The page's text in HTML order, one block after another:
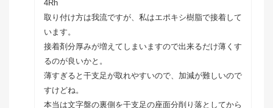
4Rh
取り付け方は我流ですが、私はエポキシ樹脂で接着して
います。
接着剤分厚みが増えてしまいますので出来るだけ薄くす
るのが良いかと。
薄すぎると干支足が取れやすいので、加減が難しいので
すけどね。
本当は文字盤の裏側を干支足の座面分削り落としてから